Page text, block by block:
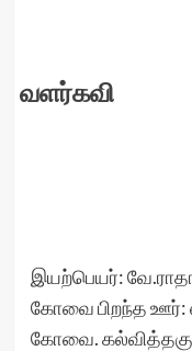
வளர்கவி
இயற்பெயர்:
கோவை பிறந்த ஊர்:
கோவை.